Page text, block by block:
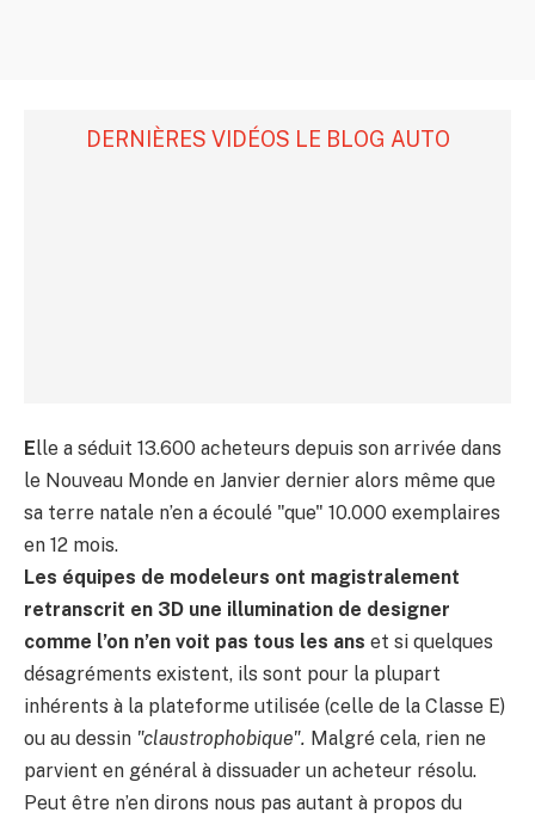
DERNIÈRES VIDÉOS LE BLOG AUTO
Elle a séduit 13.600 acheteurs depuis son arrivée dans
le Nouveau Monde en Janvier dernier alors même que
sa terre natale n’en a écoulé "que" 10.000 exemplaires
en 12 mois.
Les équipes de modeleurs ont magistralement
retranscrit en 3D une illumination de designer
comme l’on n’en voit pas tous les ans et si quelques
désagréments existent, ils sont pour la plupart
inhérents à la plateforme utilisée (celle de la Classe E)
ou au dessin "claustrophobique". Malgré cela, rien ne
parvient en général à dissuader un acheteur résolu.
Peut être n’en dirons nous pas autant à propos du